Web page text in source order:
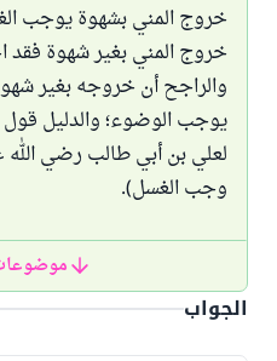
خروج المني بشهوة يوجب
خروج المني بغير شهوة فقد
والراجح أن خروجه بغير
يوجب الوضوء؛ والدليل
لعلي بن أبي طالب رضي
وجب الغسل).
الجواب